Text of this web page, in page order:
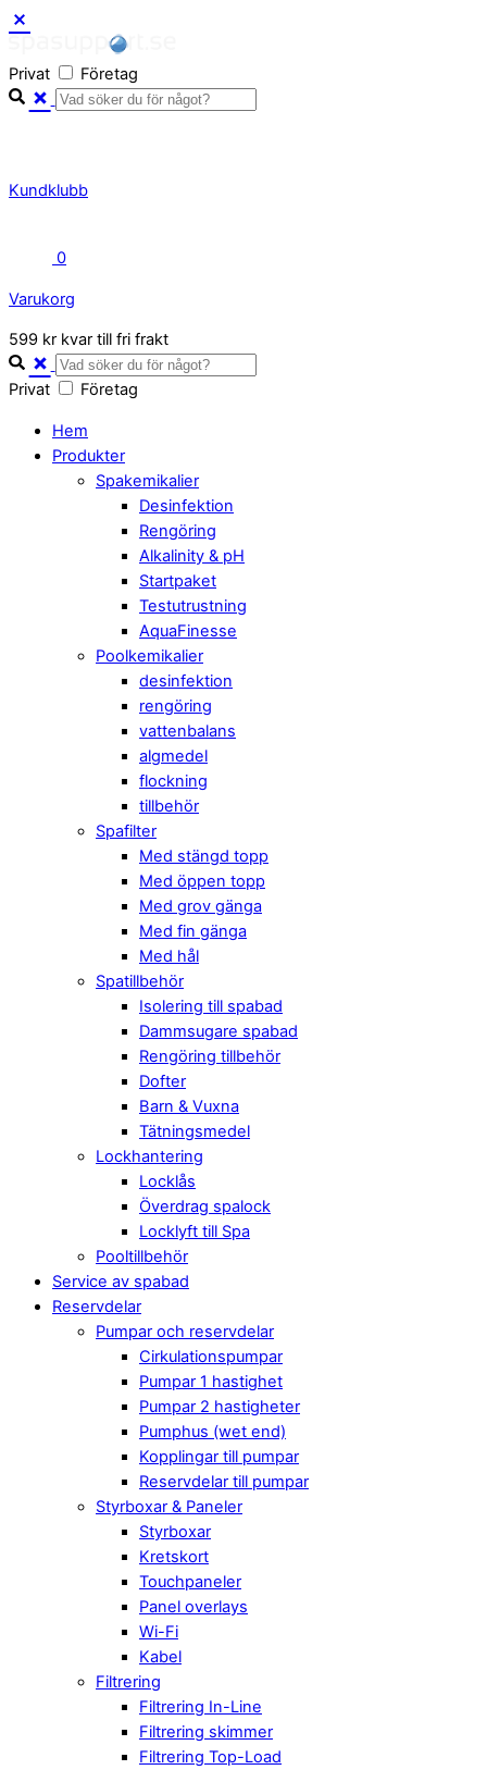
to
content
Privat Företag
Kundklubb
0
Varukorg
Close
Cart
599 kr kvar till fri frakt
Privat Företag
Hem
Produkter
Spakemikalier
Desinfektion
Rengöring
Alkalinity & pH
Startpaket
Testutrustning
AquaFinesse
Poolkemikalier
desinfektion
rengöring
vattenbalans
algmedel
flockning
tillbehör
Spafilter
Med stängd topp
Med öppen topp
Med grov gänga
Med fin gänga
Med hål
Spatillbehör
Isolering till spabad
Dammsugare spabad
Rengöring tillbehör
Dofter
Barn & Vuxna
Tätningsmedel
Lockhantering
Locklås
Överdrag spalock
Locklyft till Spa
Pooltillbehör
Service av spabad
Reservdelar
Pumpar och reservdelar
Cirkulationspumpar
Pumpar 1 hastighet
Pumpar 2 hastigheter
Pumphus (wet end)
Kopplingar till pumpar
Reservdelar till pumpar
Styrboxar & Paneler
Styrboxar
Kretskort
Touchpaneler
Panel overlays
Wi-Fi
Kabel
Filtrering
Filtrering In-Line
Filtrering skimmer
Filtrering Top-Load